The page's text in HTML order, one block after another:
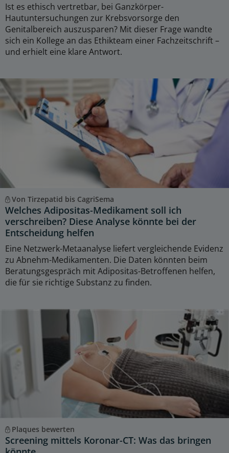
Ist es ethisch vertretbar, bei Ganzkörper-
Hautuntersuchungen zur Krebsvorsorge den
Genitalbereich auszusparen? Mit dieser Frage wandte
sich ein Kollege an das Ethikteam einer Fachzeitschrift –
und erhielt eine klare Antwort.
Von Tirzepatid bis CagriSema
Welches Adipositas-Medikament soll ich
verschreiben? Diese Analyse könnte bei der
Entscheidung helfen
Eine Netzwerk-Metaanalyse liefert vergleichende Evidenz
zu Abnehm-Medikamenten. Die Daten könnten beim
Beratungsgespräch mit Adipositas-Betroffenen helfen,
die für sie richtige Substanz zu finden.
Plaques bewerten
Screening mittels Koronar-CT: Was das bringen